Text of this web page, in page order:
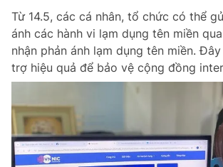
Từ 14.5, các cá nhân, tổ chức có thể
ánh các hành vi lạm dụng tên miền
nhận phản ánh lạm dụng tên miền.
trợ hiệu quả để bảo vệ cộng đồng